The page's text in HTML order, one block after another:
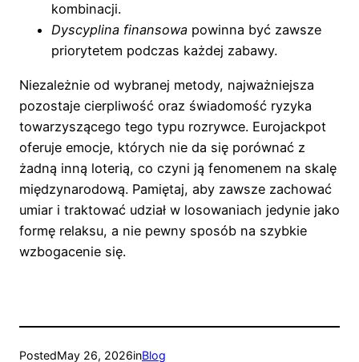
kombinacji.
Dyscyplina finansowa powinna być zawsze
priorytetem podczas każdej zabawy.
Niezależnie od wybranej metody, najważniejsza
pozostaje cierpliwość oraz świadomość ryzyka
towarzyszącego tego typu rozrywce. Eurojackpot
oferuje emocje, których nie da się porównać z
żadną inną loterią, co czyni ją fenomenem na skalę
międzynarodową. Pamiętaj, aby zawsze zachować
umiar i traktować udział w losowaniach jedynie jako
formę relaksu, a nie pewny sposób na szybkie
wzbogacenie się.
PostedMay 26, 2026inBlog